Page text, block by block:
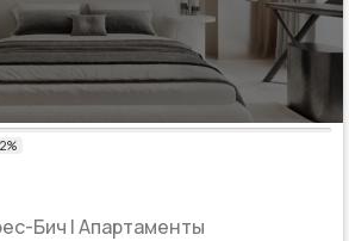
Бич | Апартаменты